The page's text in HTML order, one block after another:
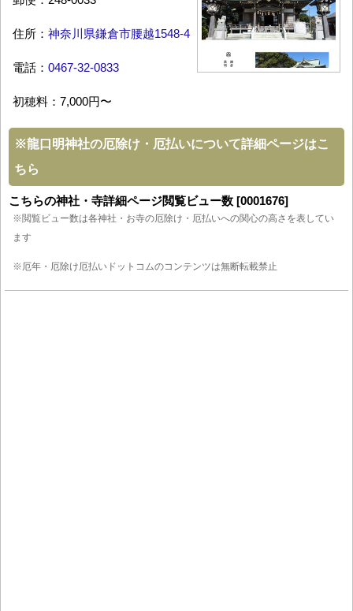
住所： 神奈川県鎌倉市腰越1548-4
電話： 0467-32-0833
初穂料：7,000円〜
※龍口明神社の厄除け・厄払いについて詳細ページはこ
ちら
こちらの神社・寺詳細ページ閲覧ビュー数 [0001676]
※閲覧ビュー数は各神社・お寺の厄除け・厄払いへの関心の高さを表してい
ます
※厄年・厄除け厄払いドットコムのコンテンツは無断転載禁止